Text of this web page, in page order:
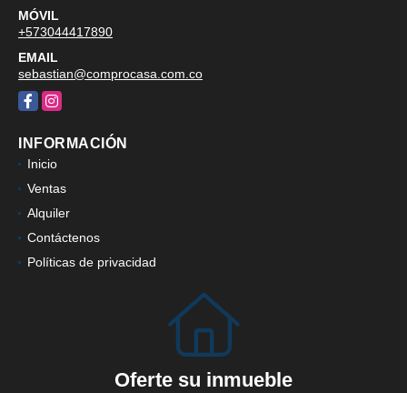
MÓVIL
+573044417890
EMAIL
sebastian@comprocasa.com.co
FacebookInstagram
INFORMACIÓN
Inicio
Ventas
Alquiler
Contáctenos
Políticas de privacidad
Oferte su inmueble